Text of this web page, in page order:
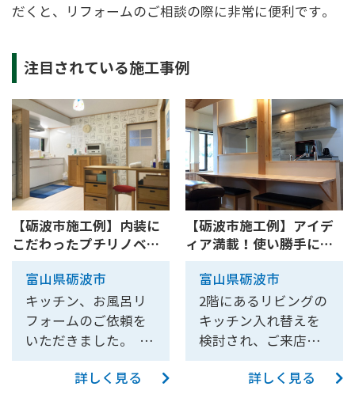
だくと、リフォームのご相談の際に非常に便利です。
注目されている施工事例
【砺波市施工例】内装に
こだわったプチリノベー
ション(LDK・お風呂)
【10186】
富山県砺波市
キッチン、お風呂リ
フォームのご依頼を
いただきました。 お
客さまからは、断熱
をしっかりやりた
詳しく見る
【砺波市施工例】アイデ
ィア満載！使い勝手にこ
だわったキッチンリフォ
ームなど【10141】
富山県砺波市
2階にあるリビングの
キッチン入れ替えを
検討され、ご来店い
ただきました。 当初
は展示品の特価キッ
詳しく見る